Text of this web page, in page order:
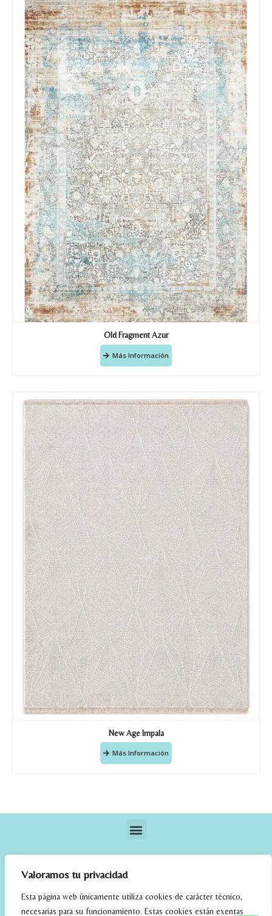
Valoramos tu privacidad
Esta página web únicamente utiliza cookies de carácter técnico,
necesarias para su funcionamiento. Estas cookies están exentas
Old Fragment Azur
Más Información
New Age Impala
Más Información